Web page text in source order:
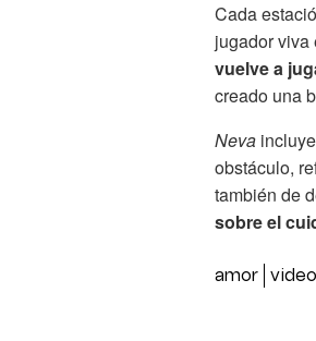
Cada
jugador viva
vuelve a
creado una
Neva
obstáculo,
también de
sobre el
amor